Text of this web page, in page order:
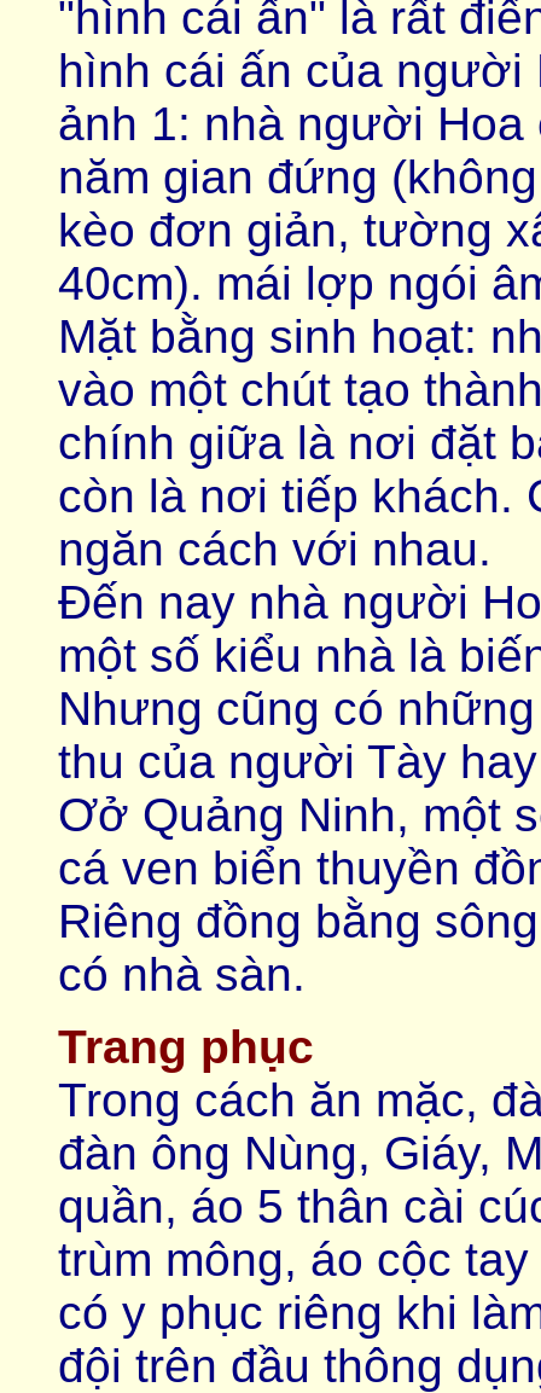
"hình cái ấn" là rất
hình cái ấn của người
ảnh 1: nhà người
năm gian đứng
kèo đơn giản, tường
40cm). mái lợp ngói
Mặt bằng sinh hoạt:
vào một chút tạo
chính giữa là nơi đặt
còn là nơi tiếp khách.
ngăn cách với nhau.
Đến nay nhà người
một số kiểu nhà là
Nhưng cũng có
thu của người Tày
Ơở Quảng Ninh, một
cá ven biển thuyền
Riêng đồng bằng
có nhà sàn.
Trang phục
Trong cách ăn mặc,
đàn ông Nùng, Giáy,
quần, áo 5 thân cài
trùm mông, áo cộc
có y phục riêng khi
đội trên đầu thông